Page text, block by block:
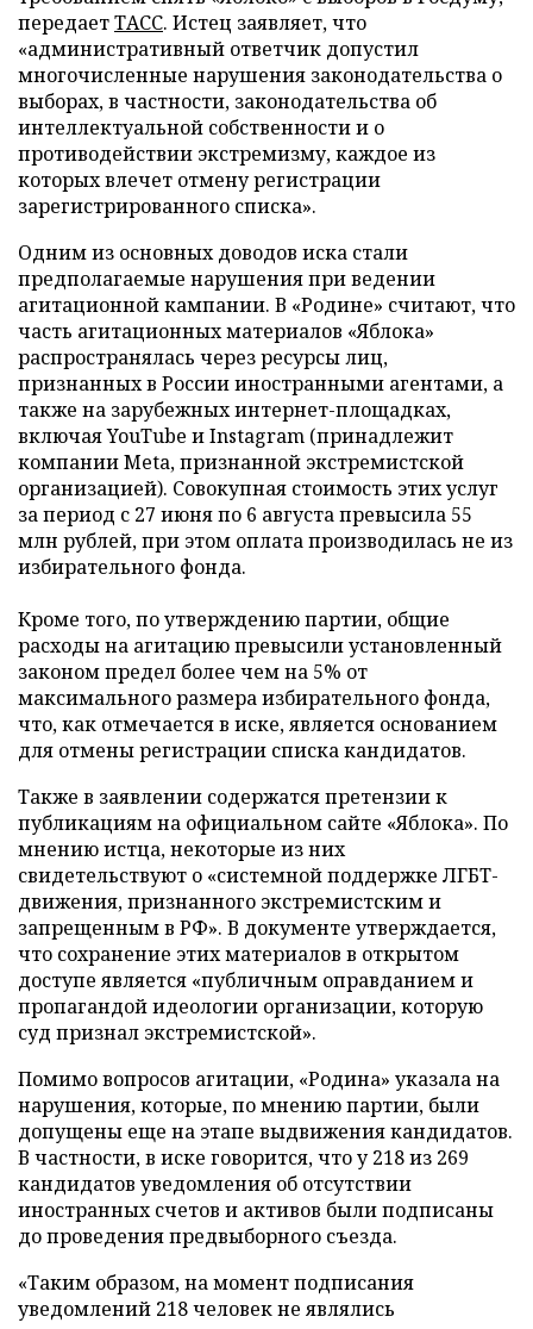
передаетТАСС. Истец заявляет, что
«административный ответчик допустил
многочисленные нарушения законодательства о
выборах, в частности, законодательства об
интеллектуальной собственности и о
противодействии экстремизму, каждое из
которых влечет отмену регистрации
зарегистрированного списка».
Одним из основных доводов иска стали
предполагаемые нарушения при ведении
агитационной кампании. В «Родине» считают, что
часть агитационных материалов «Яблока»
распространялась через ресурсы лиц,
признанных в России иностранными агентами, а
также на зарубежных интернет-площадках,
включая YouTube и Instagram (принадлежит
компании Meta, признанной экстремистской
организацией). Совокупная стоимость этих услуг
за период с 27 июня по 6 августа превысила 55
млн рублей, при этом оплата производилась не из
избирательного фонда.
Кроме того, по утверждению партии, общие
расходы на агитацию превысили установленный
законом предел более чем на 5% от
максимального размера избирательного фонда,
что, как отмечается в иске, является основанием
для отмены регистрации списка кандидатов.
Также в заявлении содержатся претензии к
публикациям на официальном сайте «Яблока». По
мнению истца, некоторые из них
свидетельствуют о «системной поддержке ЛГБТ-
движения, признанного экстремистским и
запрещенным в РФ». В документе утверждается,
что сохранение этих материалов в открытом
доступе является «публичным оправданием и
пропагандой идеологии организации, которую
суд признал экстремистской».
Помимо вопросов агитации, «Родина» указала на
нарушения, которые, по мнению партии, были
допущены еще на этапе выдвижения кандидатов.
В частности, в иске говорится, что у 218 из 269
кандидатов уведомления об отсутствии
иностранных счетов и активов были подписаны
до проведения предвыборного съезда.
«Таким образом, на момент подписания
уведомлений 218 человек не являлись